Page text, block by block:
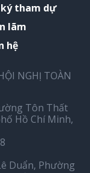
tham dự
lãm
hệ
NGHỊ TOÀN
Tôn Thất
Hồ Chí Minh,
Duẩn, Phường